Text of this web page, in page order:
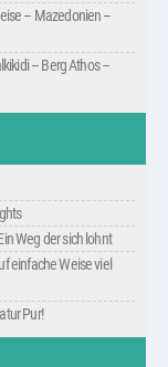
– Mazedonien –
– Berg Athos –
Weg der sich lohnt
einfache Weise viel
Pur!